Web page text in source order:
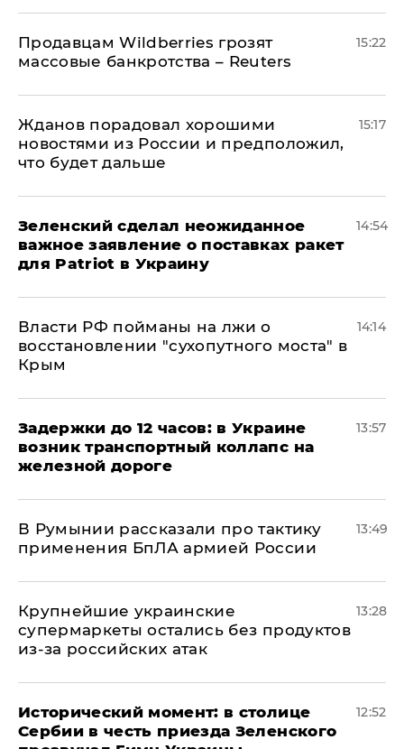
Продавцам Wildberries грозят
массовые банкротства – Reuters
15:22
Жданов порадовал хорошими
новостями из России и предположил,
что будет дальше
15:17
Зеленский сделал неожиданное
важное заявление о поставках ракет
для Patriot в Украину
14:54
Власти РФ пойманы на лжи о
восстановлении "сухопутного моста" в
Крым
14:14
Задержки до 12 часов: в Украине
возник транспортный коллапс на
железной дороге
13:57
В Румынии рассказали про тактику
применения БпЛА армией России
13:49
Крупнейшие украинские
супермаркеты остались без продуктов
из-за российских атак
13:28
Исторический момент: в столице
Сербии в честь приезда Зеленского
12:52